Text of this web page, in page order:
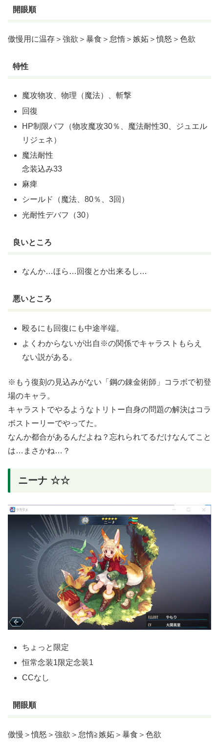
開眼順
傲慢用に温存＞強欲＞暴食＞怠惰＞嫉妬＞憤怒＞色欲
特性
魔攻物攻、物理（魔法）、斬撃
回復
HP制限バフ（物攻魔攻30％、魔法耐性30、ジュエル
リジェネ）
魔法耐性
念装込み33
麻痺
シールド（魔法、80％、3回）
光耐性デバフ（30）
良いところ
なんか…ほら…回復とか出来るし…
悪いところ
殴るにも回復にも中途半端。
よくわからないが出自※の関係でキャラストもらえ
ない説がある。
※もう復刻の見込みがない「鋼の錬金術師」コラボで初登
場のキャラ。
キャラストでやるようなトリトー自身の問題の解決はコラ
ボストーリーでやってた。
なんか都合があるんだよね？忘れられてるだけなんてこと
は…まさかね…？
ニーナ ☆☆
ちょっと限定
恒常念装1限定念装1
CCなし
開眼順
傲慢＞憤怒＞強欲＞怠惰≧嫉妬＞暴食＞色欲